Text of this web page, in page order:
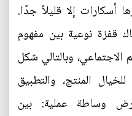
أسكارات إلا قليلاً جدًا.
قفزة نوعية بين مفهوم
وبالتالي شكل
المنتج، والتطبيق
وساطة عملية: بين